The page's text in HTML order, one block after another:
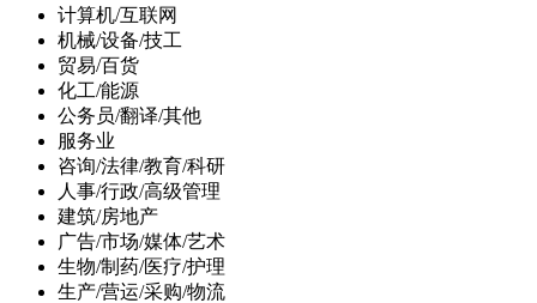
计算机/互联网
机械/设备/技工
贸易/百货
化工/能源
公务员/翻译/其他
服务业
咨询/法律/教育/科研
人事/行政/高级管理
建筑/房地产
广告/市场/媒体/艺术
生物/制药/医疗/护理
生产/营运/采购/物流